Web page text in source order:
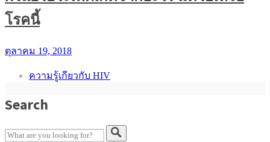
โรคนี้
ตุลาคม 19, 2018
ความรู้เกียวกับ HIV
Search